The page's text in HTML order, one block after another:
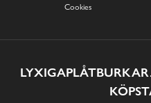
Cookies